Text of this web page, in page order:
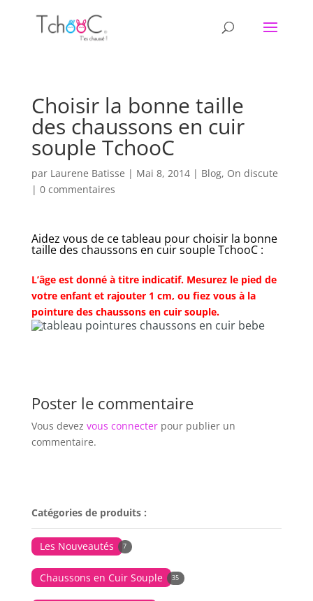
Choisir la bonne taille
des chaussons en cuir
souple TchooC
par Laurene Batisse | Mai 8, 2014| Blog, On discute
| 0 commentaires
Aidez vous de ce tableau pour choisir la bonne
taille des chaussons en cuir souple TchooC :
L’âge est donné à titre indicatif. Mesurez le pied de
votre enfant et rajouter 1 cm, ou fiez vous à la
pointure des chaussons en cuir souple.
Poster le commentaire
Vous devez vous connecterpour publier un
commentaire.
Catégories de produits :
Les Nouveautés 7
Chaussons en Cuir Souple 35